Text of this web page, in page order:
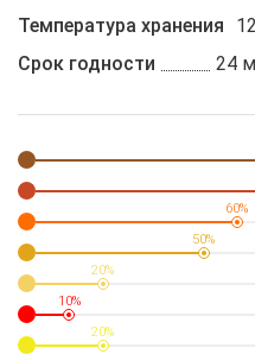
Температура хранения
Срок годности
24
60%
50%
20%
10%
20%